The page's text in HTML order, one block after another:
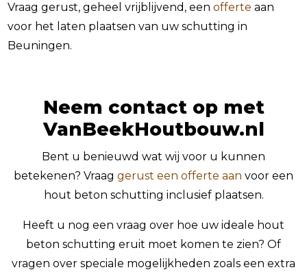
Vraag gerust, geheel vrijblijvend, eenofferte aan
voor het laten plaatsen van uw schutting in
Beuningen.
Neem contact op met
VanBeekHoutbouw.nl
Bent u benieuwd wat wij voor u kunnen
betekenen? Vraag gerust een offerte aan voor een
hout beton schutting inclusief plaatsen.
Heeft u nog een vraag over hoe uw ideale hout
beton schutting eruit moet komen te zien? Of
vragen over speciale mogelijkheden zoals een extra